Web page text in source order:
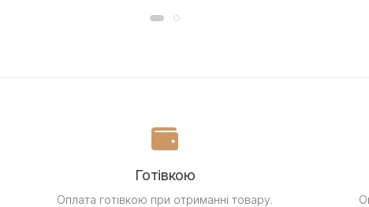
Готівкою
Оплата готівкою при отриманні товару.